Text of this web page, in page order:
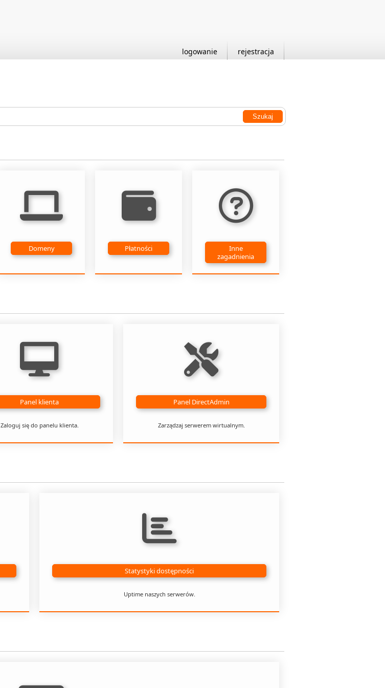
logowanie rejestracja
Domeny Płatności
Inne
zagadnienia
Panel klienta
Zaloguj się do panelu klienta.
Panel DirectAdmin
Zarządzaj serwerem wirtualnym.
Statystyki dostępności
Uptime naszych serwerów.